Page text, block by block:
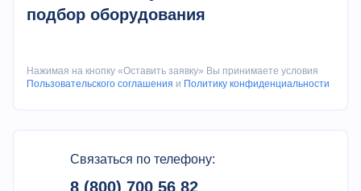
шпинделя
шпиндельной
головки
/ A1-11
скорости
12,5 ~ 1120 (14
Диапазон
подбор оборудования
Нажимая на кнопку «Оставить заявку» Вы принимаете условия
Пользовательского соглашения и Политику конфиденциальности
Связаться по телефону:
8 (800) 700 56 82